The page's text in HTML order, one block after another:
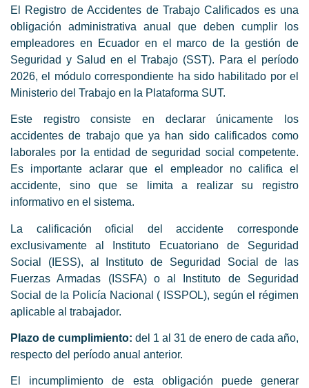
El Registro de Accidentes de Trabajo Calificados es una
obligación administrativa anual que deben cumplir los
empleadores en Ecuador en el marco de la gestión de
Seguridad y Salud en el Trabajo (SST). Para el período
2026, el módulo correspondiente ha sido habilitado por el
Ministerio del Trabajo en la Plataforma SUT.
Este registro consiste en declarar únicamente los
accidentes de trabajo que ya han sido calificados como
laborales por la entidad de seguridad social competente.
Es importante aclarar que el empleador no califica el
accidente, sino que se limita a realizar su registro
informativo en el sistema.
La calificación oficial del accidente corresponde
exclusivamente al Instituto Ecuatoriano de Seguridad
Social (IESS), al Instituto de Seguridad Social de las
Fuerzas Armadas (ISSFA) o al Instituto de Seguridad
Social de la Policía Nacional ( ISSPOL), según el régimen
aplicable al trabajador.
Plazo de cumplimiento: del 1 al 31 de enero de cada año,
respecto del período anual anterior.
El incumplimiento de esta obligación puede generar